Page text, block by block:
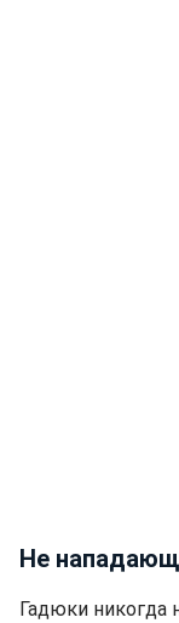
Не
Гадюки никогда